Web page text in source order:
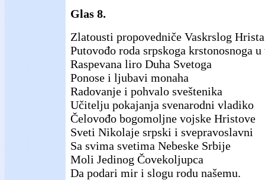
Glas 8.
Zlatousti propovedniče Vaskrslog Hrista
Putovođo roda srpskoga krstonosnoga u
Raspevana liro Duha Svetoga
Ponose i ljubavi monaha
Radovanje i pohvalo sveštenika
Učitelju pokajanja svenarodni vladiko
Čelovođo bogomoljne vojske Hristove
Sveti Nikolaje srpski i svepravoslavni
Sa svima svetima Nebeske Srbije
Moli Jedinog Čovekoljupca
Da podari mir i slogu rodu našemu.